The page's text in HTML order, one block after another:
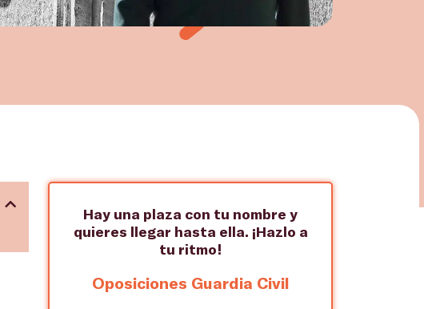
Hay una plaza con tu nombre y
quieres llegar hasta ella. ¡Hazlo a
tu ritmo!
Oposiciones Guardia Civil